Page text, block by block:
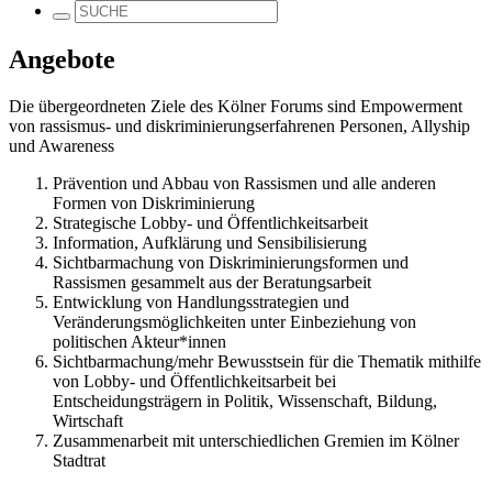
Angebote
Die übergeordneten Ziele des Kölner Forums sind Empowerment
von rassismus- und diskriminierungserfahrenen Personen, Allyship
und Awareness
Prävention und Abbau von Rassismen und alle anderen
Formen von Diskriminierung
Strategische Lobby- und Öffentlichkeitsarbeit
Information, Aufklärung und Sensibilisierung
Sichtbarmachung von Diskriminierungsformen und
Rassismen gesammelt aus der Beratungsarbeit
Entwicklung von Handlungsstrategien und
Veränderungsmöglichkeiten unter Einbeziehung von
politischen Akteur*innen
Sichtbarmachung/mehr Bewusstsein für die Thematik mithilfe
von Lobby- und Öffentlichkeitsarbeit bei
Entscheidungsträgern in Politik, Wissenschaft, Bildung,
Wirtschaft
Zusammenarbeit mit unterschiedlichen Gremien im Kölner
Stadtrat